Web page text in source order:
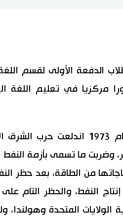
الأولى لقسم اللغة
مركزيا في تعليم اللغة
في شهر أكتوبر/تشرين الأول من عام 1973
ما تسمى بأزمة النفط
من الطاقة، بعد حظر
النفط، والحظر التام
المتحدة وهولندا،